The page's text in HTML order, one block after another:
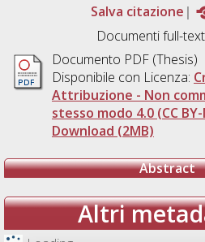
Salva citazione
Documenti full-
Documento PDF (Thesis)
Disponibile con Licenza:
Attribuzione - Non
stesso modo 4.0 (CC BY-
Download (2MB)
Abstract
Altri